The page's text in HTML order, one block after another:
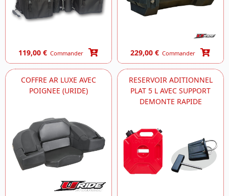
119,00 € Commander 229,00 € Commander
COFFRE AR LUXE AVEC
POIGNEE (URIDE)
RESERVOIR ADITIONNEL
PLAT 5 L AVEC SUPPORT
DEMONTE RAPIDE